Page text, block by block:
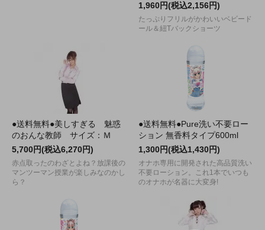
1,960円(税込2,156円)
たっぷりフリルがかわいいベビード
ール＆紐Tバックショーツ
●送料無料●美しすぎる 魅惑
のおんな教師 サイズ：Ｍ
5,700円(税込6,270円)
赤点取ったのわざとよね？放課後の
マンツーマン授業が楽しみなのかし
ら？
●送料無料●Pure洗い不要ロー
ション 無香料タイプ600ml
1,300円(税込1,430円)
オナホ専用に開発された高品質洗い
不要ローション。これ1本でいつも
のオナホが名器に大変身!